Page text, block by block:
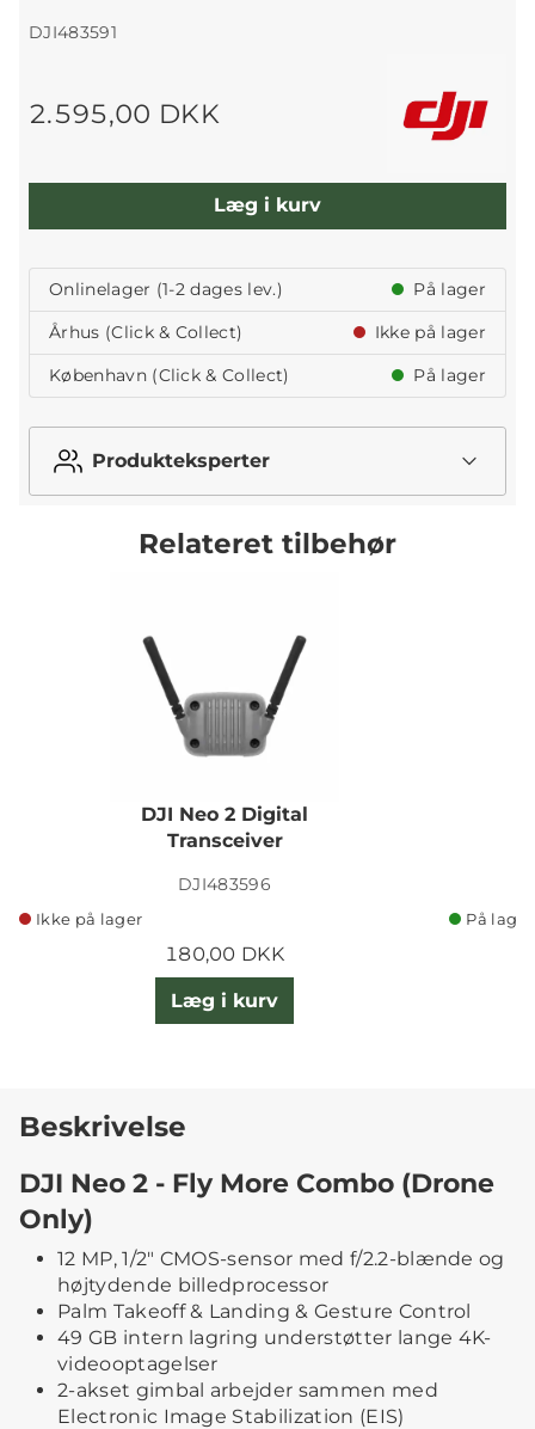
DJI483591
2.595,00 DKK
Læg i kurv
Onlinelager (1-2 dages lev.)
På lager
Århus (Click & Collect)
Ikke på lager
København (Click & Collect)
På lager
Produkteksperter
Relateret tilbehør
DJI Neo 2 Digital
Transceiver
DJI483596
Ikke på lager
180,00 DKK
Læg i kurv
På lager
Beskrivelse
DJI Neo 2 - Fly More Combo (Drone
Only)
12 MP, 1/2" CMOS-sensor med f/2.2-blænde og
højtydende billedprocessor
Palm Takeoff & Landing & Gesture Control
49 GB intern lagring understøtter lange 4K-
videooptagelser
2-akset gimbal arbejder sammen med
Electronic Image Stabilization (EIS)